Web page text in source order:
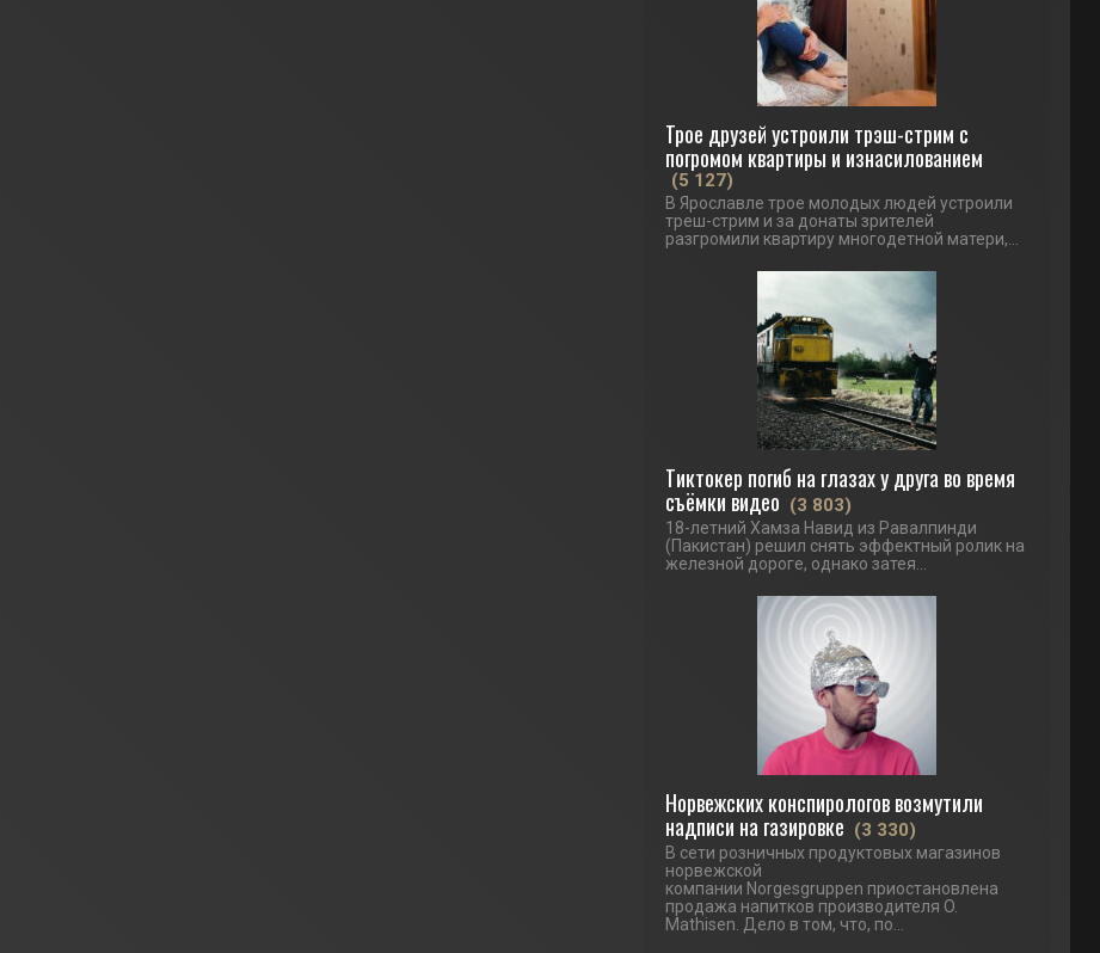
Трое друзей устроили трэш-стрим с
погромом квартиры и изнасилованием
(5 127)
В Ярославле трое молодых людей устроили
треш-стрим и за донаты зрителей
разгромили квартиру многодетной матери,...
Тиктокер погиб на глазах у друга во время
съёмки видео (3 803)
18-летний Хамза Навид из Равалпинди
(Пакистан) решил снять эффектный ролик на
железной дороге, однако затея...
Норвежских конспирологов возмутили
надписи на газировке (3 330)
В сети розничных продуктовых магазинов
норвежской
компании Norgesgruppen приостановлена
продажа напитков производителя O.
Mathisen. Дело в том, что, по...